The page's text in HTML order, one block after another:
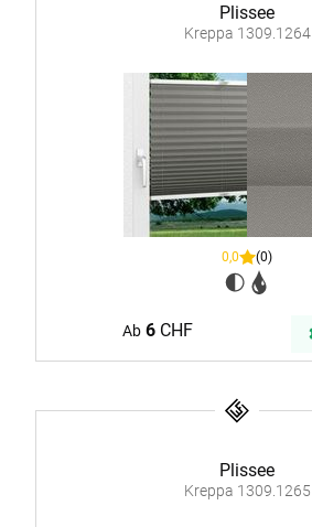
Plissee
Kreppa 1309.1264
0,0 (0)
Ab 6CHF
Plissee
Kreppa 1309.1265